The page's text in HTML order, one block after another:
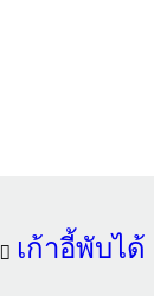
เก้าอี้พับได้